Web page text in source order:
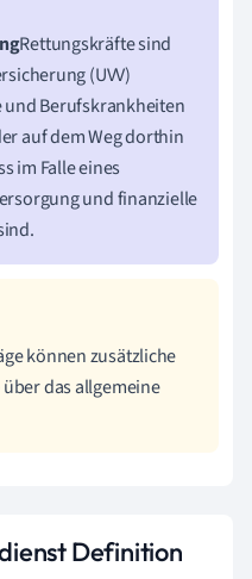
Rettungskräfte sind
(UVV)
und Berufskrankheiten
auf dem Weg dorthin
im Falle eines
und finanzielle
können zusätzliche
das allgemeine
Definition